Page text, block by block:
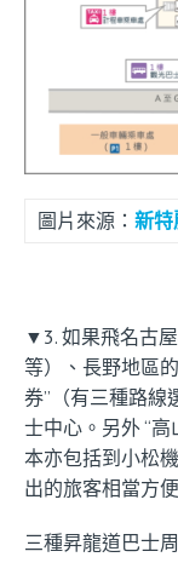
圖片來源： 新特
▼3. 如果飛名古
等）、長野地區
券”（有三種路線
士中心。另外 “高
本亦包括到小松
出的旅客相當方
三種昇龍道巴士